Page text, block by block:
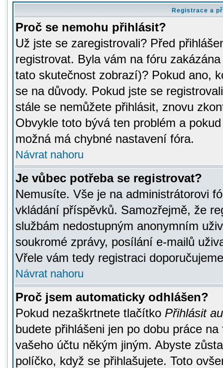
Registrace a
Proč se nemohu přihlásit?
Už jste se zaregistrovali? Před
registrovat. Byla vám na fóru
tato skutečnost zobrazí)? Pokud ano,
se na důvody. Pokud jste se
stále se nemůžete přihlásit, znovu
Obvykle toto bývá ten problém a
možná má chybné nastavení fóra.
Návrat nahoru
Je vůbec potřeba se registrovat?
Nemusíte. Vše je na administrátorovi
vkládání příspěvků. Samozřejmě, že
službám nedostupným anonymním
soukromé zprávy, posílání e-mailů
Vřele vám tedy registraci
Návrat nahoru
Proč jsem automaticky odhlášen?
Pokud nezaškrtnete tlačítko Přihlásit
budete přihlášeni jen po dobu práce
vašeho účtu někým jiným. Abyste
políčko, když se přihlašujete. Toto